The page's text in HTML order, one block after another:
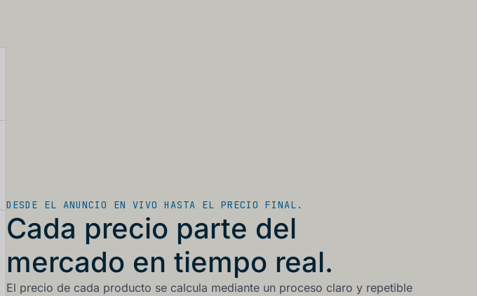
DESDE EL ANUNCIO EN VIVO HASTA EL PRECIO FINAL.
Cada precio parte del
mercado en tiempo real.
El precio de cada producto se calcula mediante un proceso claro y repetible